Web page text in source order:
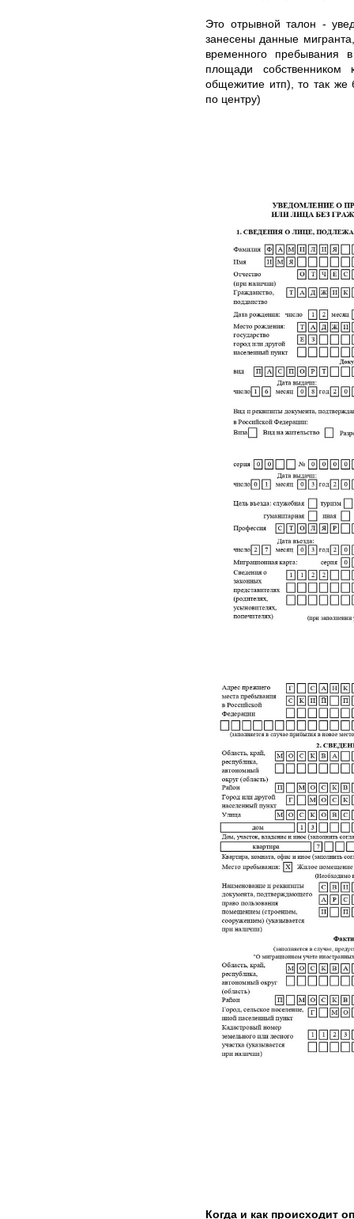
Это отрывной талон -
занесены данные
временного
площади собственником
общежитие итп), то так же
по центру)
Когда и как происходит